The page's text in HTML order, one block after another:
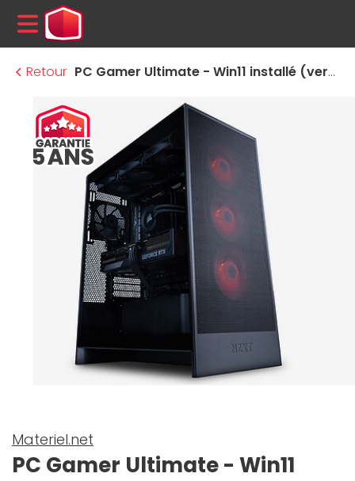
MENU
Retour
PC Gamer Ultimate - Win11 installé (version d'essai)
Materiel.net
PC Gamer Ultimate - Win11